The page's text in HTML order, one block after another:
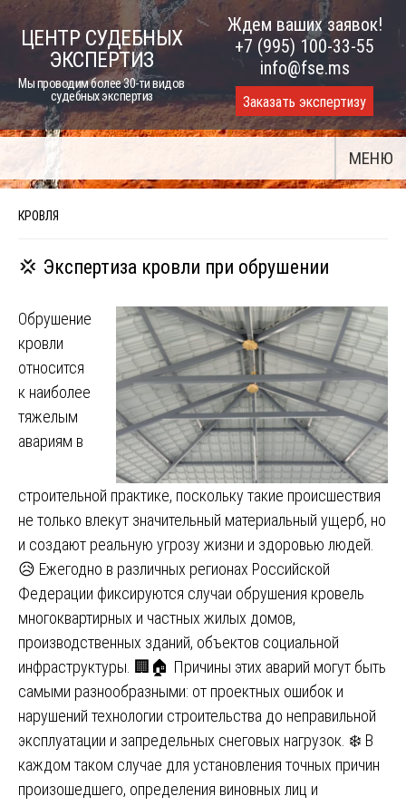
Skip
ЦЕНТР СУДЕБНЫХ
ЭКСПЕРТИЗ
Мы проводим более 30-ти видов
судебных экспертиз
Ждем ваших заявок!
+7 (995) 100-33-55
info@fse.ms
Заказать экспертизу
МЕНЮ
КРОВЛЯ
💢 Экспертиза кровли при обрушении
Обрушение
кровли
относится
к наиболее
тяжелым
авариям в
строительной практике, поскольку такие происшествия
не только влекут значительный материальный ущерб, но
и создают реальную угрозу жизни и здоровью людей.
😥 Ежегодно в различных регионах Российской
Федерации фиксируются случаи обрушения кровель
многоквартирных и частных жилых домов,
производственных зданий, объектов социальной
инфраструктуры. 🏢🏠 Причины этих аварий могут быть
самыми разнообразными: от проектных ошибок и
нарушений технологии строительства до неправильной
эксплуатации и запредельных снеговых нагрузок. ❄️ В
каждом таком случае для установления точных причин
произошедшего, определения виновных лиц и